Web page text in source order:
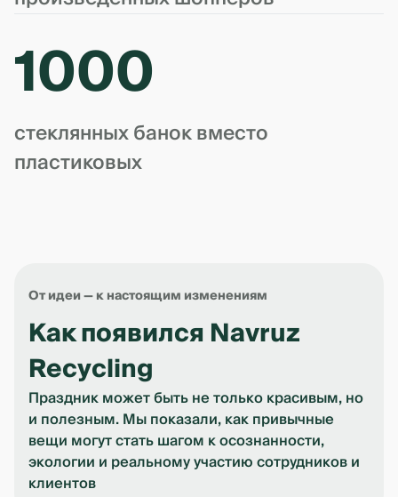
1000
стеклянных банок вместо
пластиковых
От идеи — к настоящим изменениям
Как появился Navruz
Recycling
Праздник может быть не только красивым, но
и полезным. Мы показали, как привычные
вещи могут стать шагом к осознанности,
экологии и реальному участию сотрудников и
клиентов